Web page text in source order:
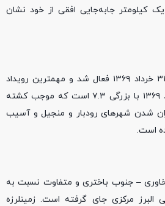
کیلومتر جابه‌جایی افقی از خود نشان
این گسل همراه با زمینلرزه ۳۱ خرداد ۱۳۶۹ فعال شد و مهمترین رویداد
لرزه‌ای آن زمینلرزه ۳۱ خرداد ۱۳۶۹ با بزرگی ۷.۳ است که موجب کشته
نفر، ویران شدن شهرهای رودبار و منجیل و آسیب
– جنوب باختری و متفاوت نسبت به
مرکزی جای گرفته است. زمینلرزه